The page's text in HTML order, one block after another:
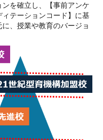
を確立し、【事前アンケ
テーションコード】に基
、授業や教育のバージョ